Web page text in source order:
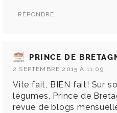
RÉPONDRE
PRINCE DE
2 SEPTEMBRE 2015 À 11:09
Vite fait, BIEN fait! Sur
légumes, Prince de
revue de blogs